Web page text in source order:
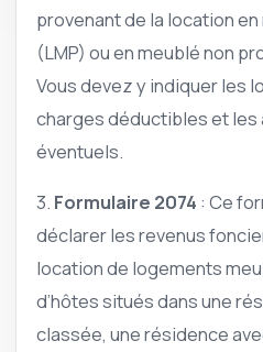
provenant de la location
(LMP) ou en meublé non
Vous devez y indiquer les
charges déductibles et
éventuels.
3. Formulaire 2074 : Ce
déclarer les revenus
location de logements
d’hôtes situés dans une
classée, une résidence